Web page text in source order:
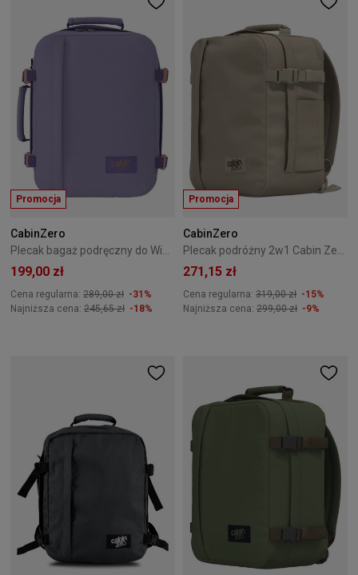
Promocja
CabinZero
Plecak bagaż podręczny do Wizzair Cabin Zero Classic 28L Smokey Violet
199,00 zł
Cena regularna: 289,00 zł -31%
Najniższa cena: 245,65 zł -18%
Promocja
CabinZero
Plecak podróżny 2w1 Cabin Zero Classic Tech 28L Zen Garden
271,15 zł
Cena regularna: 319,00 zł -15%
Najniższa cena: 299,00 zł -9%